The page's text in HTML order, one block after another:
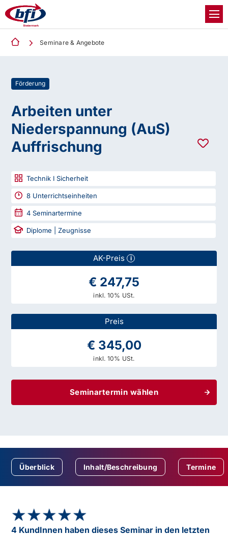
Seminare & Angebote
Förderung
Arbeiten unter
Niederspannung (AuS)
Auffrischung
Technik I Sicherheit
8 Unterrichtseinheiten
4 Seminartermine
Diplome | Zeugnisse
AK-Preis i
€ 247,75
inkl. 10% USt.
Preis
€ 345,00
inkl. 10% USt.
Seminartermin wählen
Überblick Inhalt/Beschreibung Termine
★★★★★
★★★★★
4 KundInnen haben dieses Seminar in den letzten